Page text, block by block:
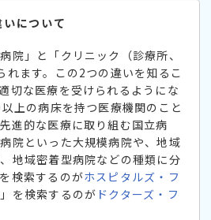
について
院」と「クリニック（診療所、
れます。この2つの違いを知るこ
切な医療を受けられるようにな
上の病床を持つ医療機関のこと
進的な医療に取り組む国立病
院といった大規模病院や、地域
地域密着型病院などの種類に分
検索するのがホスピタルズ・フ
を検索するのが ドクターズ・フ